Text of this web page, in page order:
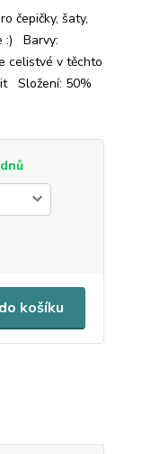
čepičky, šaty,
:) Barvy:
celistvé v těchto
Složení: 50%
košíku